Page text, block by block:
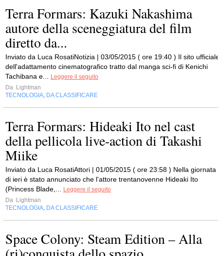
Terra Formars: Kazuki Nakashima
autore della sceneggiatura del film
diretto da...
Inviato da Luca RosatiNotizia | 03/05/2015 ( ore 19:40 ) Il sito
dell'adattamento cinematografico tratto dal manga sci-fi di Kenichi
Tachibana e... Leggere il seguito
Da Lightman
TECNOLOGIA, DA CLASSIFICARE
Terra Formars: Hideaki Ito nel cast
della pellicola live-action di Takashi
Miike
Inviato da Luca RosatiAttori | 01/05/2015 ( ore 23:58 ) Nella giornata
di ieri è stato annunciato che l'attore trentanovenne Hideaki Ito
(Princess Blade,... Leggere il seguito
Da Lightman
TECNOLOGIA, DA CLASSIFICARE
Space Colony: Steam Edition – Alla